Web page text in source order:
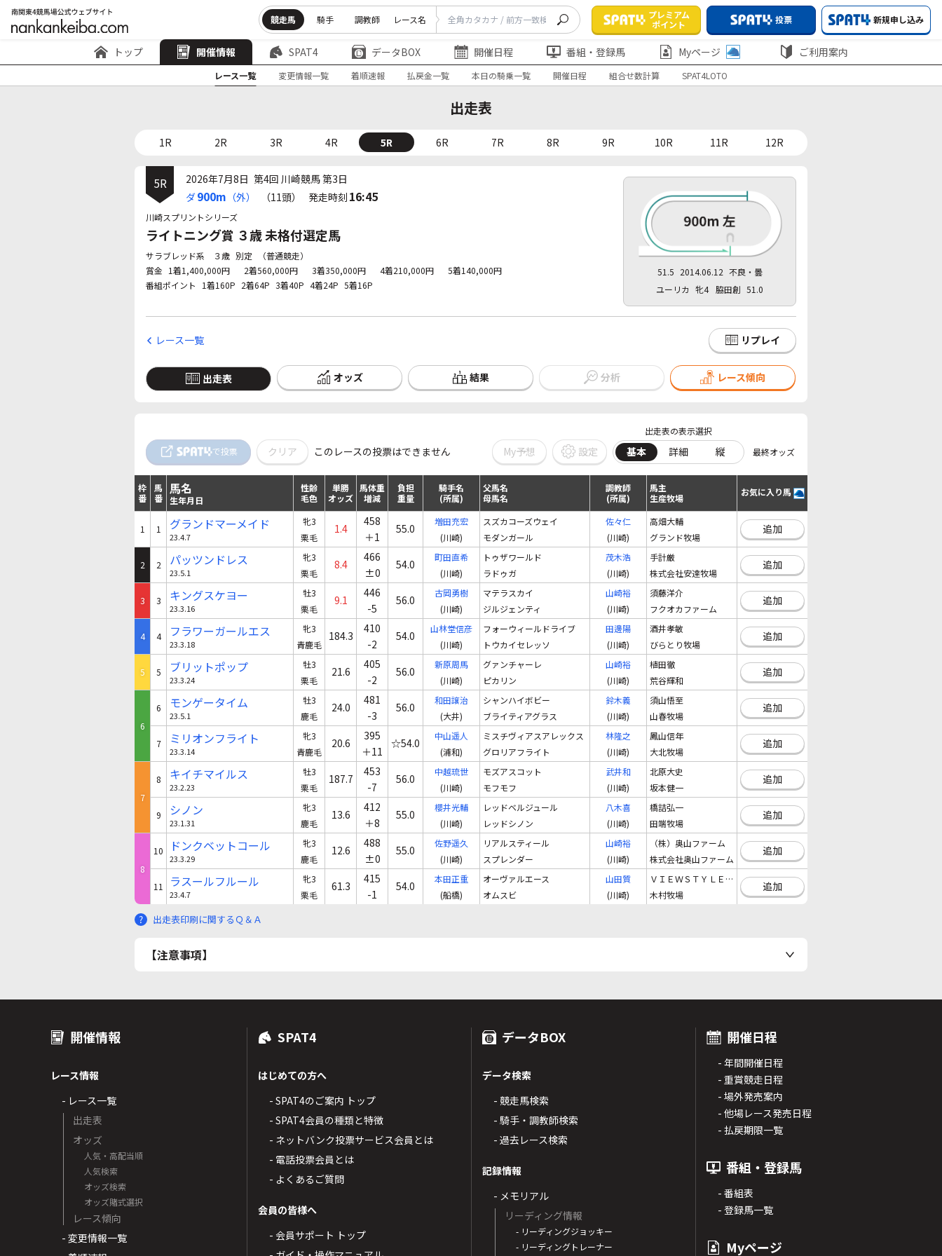
競走馬 騎手 調教師 レース名
プレミアム
ポイント
投票 新規申し込み
トップ 開催情報 SPAT4 データBOX 開催日程 番組・登録馬 Myページ ご利用案内
レース一覧 変更情報一覧 着順速報 払戻金一覧 本日の騎乗一覧 開催日程 組合せ数計算 SPAT4LOTO
出走表
1R 2R 3R 4R 5R 6R 7R 8R 9R 10R 11R 12R
5R 2026年7月8日 第4回 川崎競馬 第3日
ダ900m （外） （11頭） 発走時刻 16:45
川崎スプリントシリーズ
ライトニング賞 ３歳 未格付選定馬
サラブレッド系 ３歳 別定
（普通競走）
賞金 1着1,400,000円 2着560,000円 3着350,000円 4着210,000円
5着140,000円
番組ポイント
1着160P 2着64P 3着40P 4着24P 5着16P
51.5 2014.06.12 不良・曇
ユーリカ 牝4 脇田創 51.0
レース一覧 リプレイ
出走表 オッズ 結果 分析 レース傾向
で投票 クリア このレースの投票はできません My予想 設定
出走表の表示選択
基本 詳細 縦 最終オッズ
枠
番
馬
番
馬名
生年月日
性齢
毛色
単勝
オッズ
馬体重
増減
負担
重量
騎手名
(所属)
父馬名
母馬名
調教師
(所属)
馬主
生産牧場
お気に入り馬
1 1 グランドマーメイド
23.4.7
牝3
栗毛
1.4
458
＋1
55.0
増田充宏
(川崎)
スズカコーズウェイ
モダンガール
佐々仁
(川崎)
高畑大輔
グランド牧場
追加
2 2 パッツンドレス
23.5.1
牝3
栗毛
8.4
466
±0
54.0
町田直希
(川崎)
トゥザワールド
ラドゥガ
茂木浩
(川崎)
手計厳
株式会社安達牧場
追加
3 3 キングスケヨー
23.3.16
牡3
栗毛
9.1
446
-5
56.0
古岡勇樹
(川崎)
マテラスカイ
ジルジェンティ
山崎裕
(川崎)
須藤洋介
フクオカファーム
追加
4 4 フラワーガールエス
23.3.18
牝3
青鹿毛
184.3
410
-2
54.0
山林堂信彦
(川崎)
フォーウィールドライブ
トウカイセレッソ
田邊陽
(川崎)
酒井孝敏
びらとり牧場
追加
5 5 ブリットポップ
23.3.24
牡3
栗毛
21.6
405
-2
56.0
新原周馬
(川崎)
グァンチャーレ
ピカリン
山崎裕
(川崎)
植田徹
荒谷輝和
追加
6
6 モンゲータイム
23.5.1
牡3
鹿毛
24.0
481
-3
56.0
和田譲治
(大井)
シャンハイボビー
ブライティアグラス
鈴木義
(川崎)
須山悟至
山春牧場
追加
7 ミリオンフライト
23.3.14
牝3
青鹿毛
20.6
395
＋11
☆54.0
中山遥人
(浦和)
ミスチヴィアスアレックス
グロリアフライト
林隆之
(川崎)
鳳山信年
大北牧場
追加
7
8 キイチマイルス
23.2.23
牡3
栗毛
187.7
453
-7
56.0
中越琉世
(川崎)
モズアスコット
モフモフ
武井和
(川崎)
北原大史
坂本健一
追加
9 シノン
23.1.31
牝3
鹿毛
13.6
412
＋8
55.0
櫻井光輔
(川崎)
レッドベルジュール
レッドシノン
八木喜
(川崎)
橋詰弘一
田端牧場
追加
8
10 ドンクベットコール
23.3.29
牝3
鹿毛
12.6
488
±0
55.0
佐野遥久
(川崎)
リアルスティール
スプレンダー
山崎裕
(川崎)
（株）奥山ファーム
株式会社奥山ファーム
追加
11 ラスールフルール
23.4.7
牝3
栗毛
61.3
415
-1
54.0
本田正重
(船橋)
オーヴァルエース
オムスビ
山田質
(川崎)
ＶＩＥＷＳＴＹＬＥ（株）
木村牧場
追加
出走表印刷に関するＱ＆Ａ
【注意事項】
開催情報
レース情報
- レース一覧
出走表
オッズ
人気・高配当順
人気検索
オッズ検索
オッズ賭式選択
レース傾向
- 変更情報一覧
SPAT4
はじめての方へ
- SPAT4のご案内 トップ
- SPAT4会員の種類と特徴
- ネットバンク投票サービス会員とは
- 電話投票会員とは
- よくあるご質問
会員の皆様へ
- 会員サポート トップ
データBOX
データ検索
- 競走馬検索
- 騎手・調教師検索
- 過去レース検索
記録情報
- メモリアル
リーディング情報
- リーディングジョッキー
- リーディングトレーナー
開催日程
- 年間開催日程
- 重賞競走日程
- 場外発売案内
- 他場レース発売日程
- 払戻期限一覧
番組・登録馬
- 番組表
- 登録馬一覧
Myページ